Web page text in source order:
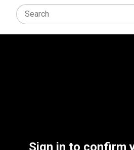
Sign in to confirm